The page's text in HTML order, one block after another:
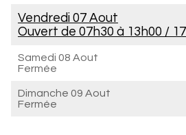
Vendredi 07 Aout
Ouvert de 07h30 à 13h00 /
Samedi 08 Aout
Fermée
Dimanche 09 Aout
Fermée